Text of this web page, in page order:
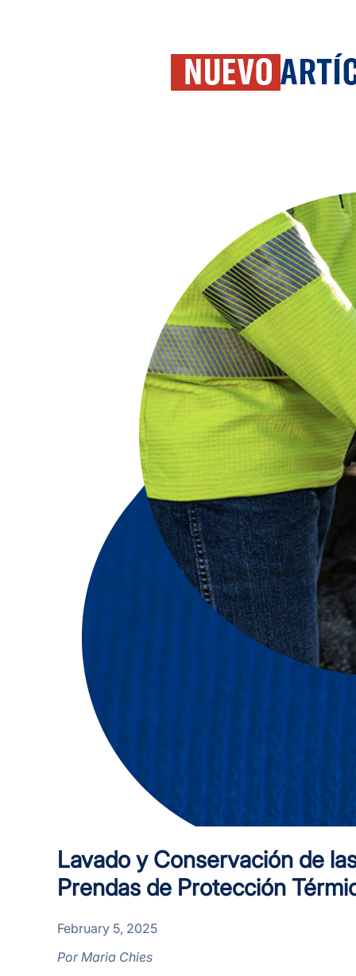
Lavado y Conservación de
Prendas de Protección
February 5, 2025
Por Maria Chies